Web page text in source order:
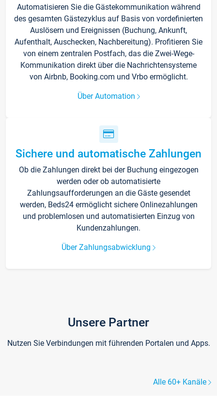
Automatisieren Sie die Gästekommunikation während
des gesamten Gästezyklus auf Basis von vordefinierten
Auslösern und Ereignissen (Buchung, Ankunft,
Aufenthalt, Auschecken, Nachbereitung). Profitieren Sie
von einem zentralen Postfach, das die Zwei-Wege-
Kommunikation direkt über die Nachrichtensysteme
von Airbnb, Booking.com und Vrbo ermöglicht.
Über Automation
Sichere und automatische Zahlungen
Ob die Zahlungen direkt bei der Buchung eingezogen
werden oder ob automatisierte
Zahlungsaufforderungen an die Gäste gesendet
werden, Beds24 ermöglicht sichere Onlinezahlungen
und problemlosen und automatisierten Einzug von
Kundenzahlungen.
Über Zahlungsabwicklung
Unsere Partner
Nutzen Sie Verbindungen mit führenden Portalen und Apps.
Alle 60+ Kanäle